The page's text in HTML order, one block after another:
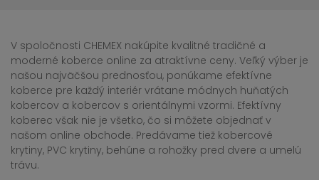
V spoločnosti CHEMEX nakúpite kvalitné tradičné a
moderné koberce online za atraktívne ceny. Veľký výber je
našou najväčšou prednosťou, ponúkame efektívne
koberce pre každý interiér vrátane módnych huňatých
kobercov a kobercov s orientálnymi vzormi. Efektívny
koberec však nie je všetko, čo si môžete objednať v
našom online obchode. Predávame tiež kobercové
krytiny, PVC krytiny, behúne a rohožky pred dvere a umelú
trávu.